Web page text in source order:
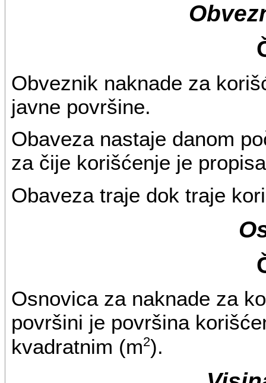
Obveznik naknade za
javne površine.
Obaveza nastaje danom
za čije korišćenje je
Obaveza traje dok traje
Osnovica za naknade za
površini je površina
kvadratnim (m2).